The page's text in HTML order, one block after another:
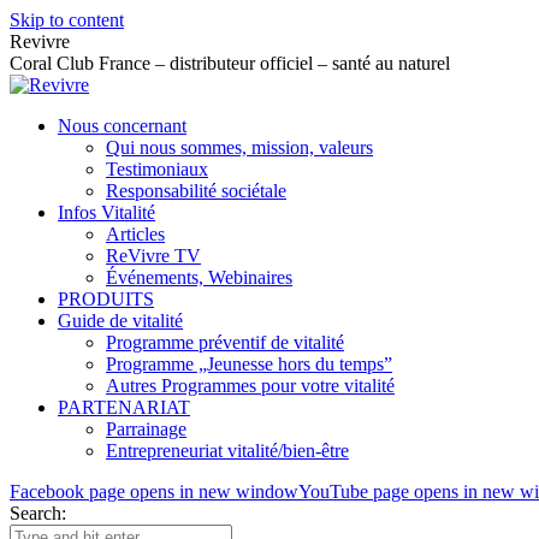
Skip to content
Revivre
Coral Club France – distributeur officiel – santé au naturel
Nous concernant
Qui nous sommes, mission, valeurs
Testimoniaux
Responsabilité sociétale
Infos Vitalité
Articles
ReVivre TV
Événements, Webinaires
PRODUITS
Guide de vitalité
Programme préventif de vitalité
Programme „Jeunesse hors du temps”
Autres Programmes pour votre vitalité
PARTENARIAT
Parrainage
Entrepreneuriat vitalité/bien-être
Facebook page opens in new windowYouTube page opens in new
Search: